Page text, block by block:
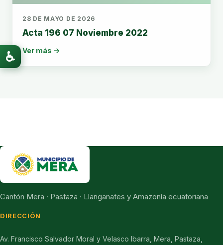
28 DE MAYO DE 2026
Acta 196 07 Noviembre 2022
Ver más →
Cantón Mera · Pastaza · Llanganates y Amazonía ecuatoriana
DIRECCIÓN
Av. Francisco Salvador Moral y Velasco Ibarra, Mera, Pastaza,
♿